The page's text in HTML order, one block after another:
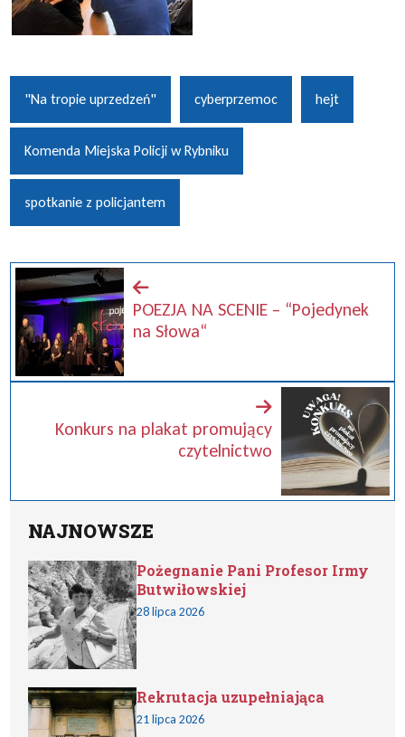
"Na tropie uprzedzeń" cyberprzemoc hejt
Komenda Miejska Policji w Rybniku
spotkanie z policjantem
POEZJA NA SCENIE – “Pojedynek
na Słowa“
Konkurs na plakat promujący
czytelnictwo
NAJNOWSZE
Pożegnanie Pani Profesor Irmy
Butwiłowskiej
28 lipca 2026
Rekrutacja uzupełniająca
21 lipca 2026